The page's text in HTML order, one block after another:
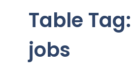
Table Tag:
jobs